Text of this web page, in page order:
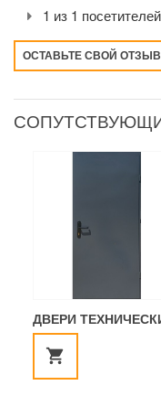
1 из 1
ОСТАВЬТЕ СВОЙ
ДВЕРИ